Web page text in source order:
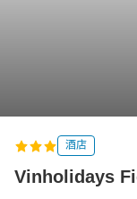
酒店
Vinholidays